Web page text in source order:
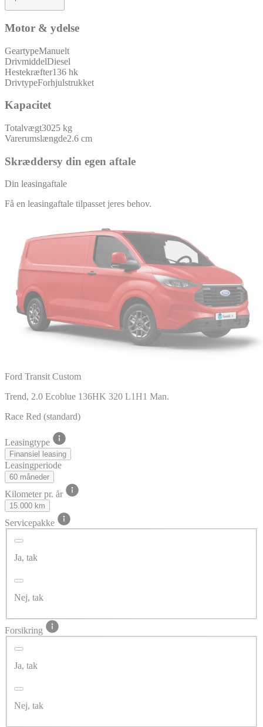
Motor & ydelse
GeartypeManuelt
DrivmiddelDiesel
Hestekræfter136 hk
DrivtypeForhjulstrukket
Kapacitet
Totalvægt3025 kg
Varerumslængde2.6 cm
Skræddersy din egen aftale
Din leasingaftale
Få en leasingaftale tilpasset jeres behov.
Ford Transit Custom
Trend, 2.0 Ecoblue 136HK 320 L1H1 Man.
Race Red (standard)
Leasingtype
Finansiel leasing
Leasingperiode
60 måneder
Kilometer pr. år
15.000 km
Servicepakke
Ja, tak
Nej, tak
Forsikring
Ja, tak
Nej, tak